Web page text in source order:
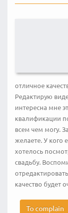
отличное
Редактирую
интересна мне
квалификации
всем чем могу.
желаете. У кого
хотелось
свадьбу.
качество будет
To complain